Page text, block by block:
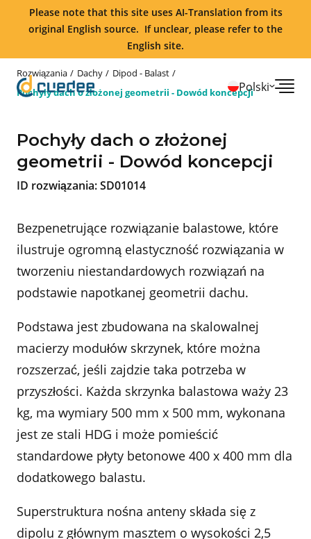
Please note that this site uses AI-Translation from its
original English source. If unclear, please refer to the
English site.
Polski
Rozwiązania Dachy
Dipod - Balast
Pochyły dach o złożonej geometrii - Dowód koncepcji
Pochyły dach o złożonej
geometrii - Dowód koncepcji
ID rozwiązania:SD01014
Bezpenetrujące rozwiązanie balastowe, które
ilustruje ogromną elastyczność rozwiązania w
tworzeniu niestandardowych rozwiązań na
podstawie napotkanej geometrii dachu.
Podstawa jest zbudowana na skalowalnej
macierzy modułów skrzynek, które można
rozszerzać, jeśli zajdzie taka potrzeba w
przyszłości. Każda skrzynka balastowa waży 23
kg, ma wymiary 500 mm x 500 mm, wykonana
jest ze stali HDG i może pomieścić
standardowe płyty betonowe 400 x 400 mm dla
dodatkowego balastu.
Superstruktura nośna anteny składa się z
dipolu z głównym masztem o wysokości 2,5